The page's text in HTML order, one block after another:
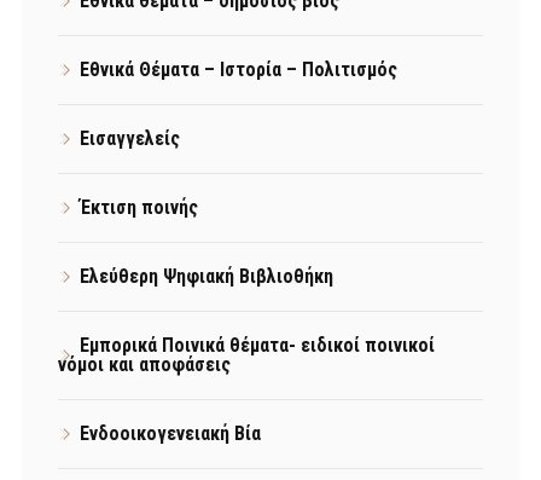
Εθνικά Θέματα – Ιστορία – Πολιτισμός
Εισαγγελείς
Έκτιση ποινής
Ελεύθερη Ψηφιακή Βιβλιοθήκη
Εμπορικά Ποινικά θέματα- ειδικοί ποινικοί
νόμοι και αποφάσεις
Ενδοοικογενειακή Βία